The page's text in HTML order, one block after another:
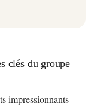
clés du groupe
impressionnants